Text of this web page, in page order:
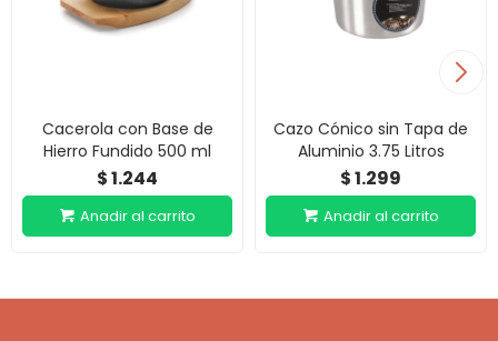
Cacerola con Base de
Hierro Fundido 500 ml
$1.244
Cazo Cónico sin Tapa de
Aluminio 3.75 Litros
$1.299